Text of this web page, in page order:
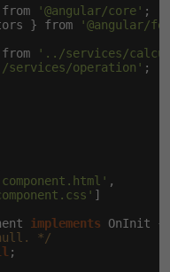
'@angular/core'
} from
'@angular/
'../services/
operation' ;
,
]
implements OnInit {
null. */
;